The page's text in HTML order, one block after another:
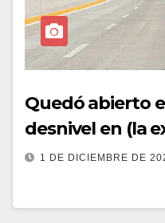
Quedó abierto
desnivel en (la
1 DE DICIEMBRE DE